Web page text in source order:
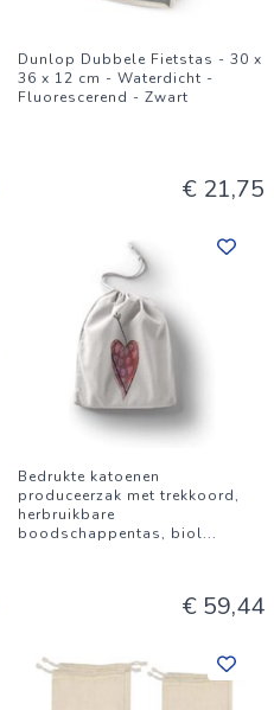
Dunlop Dubbele Fietstas - 30 x
36 x 12 cm - Waterdicht -
Fluorescerend - Zwart
€ 21,75
Bedrukte katoenen
produceerzak met trekkoord,
herbruikbare
boodschappentas, biol...
€ 59,44